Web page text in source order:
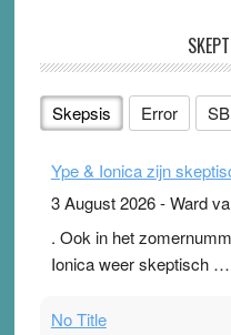
Skepsis Error
Ype & Ionica zijn
3 August 2026-Ward
. Ook in het
Ionica weer skeptisch …
No Title